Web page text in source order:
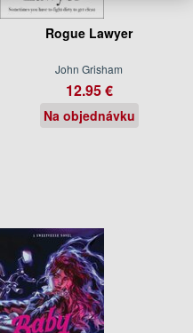
Rogue Lawyer
John Grisham
12.95 €
Na objednávku